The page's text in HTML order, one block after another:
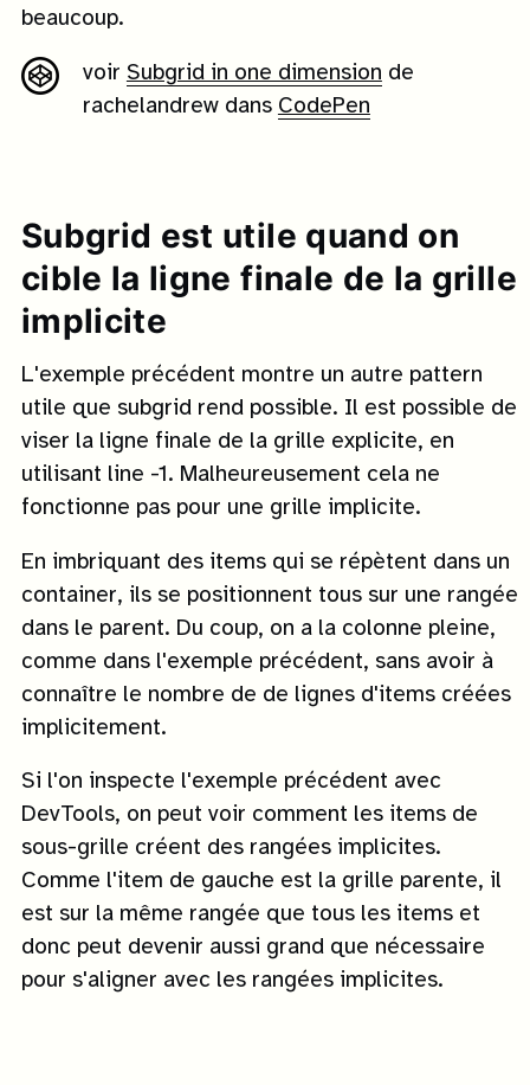
beaucoup.
voir Subgrid in one dimension de
rachelandrew dans CodePen
Subgrid est utile quand on
cible la ligne finale de la grille
implicite
L'exemple précédent montre un autre pattern
utile que subgrid rend possible. Il est possible de
viser la ligne finale de la grille explicite, en
utilisant line -1. Malheureusement cela ne
fonctionne pas pour une grille implicite.
En imbriquant des items qui se répètent dans un
container, ils se positionnent tous sur une rangée
dans le parent. Du coup, on a la colonne pleine,
comme dans l'exemple précédent, sans avoir à
connaître le nombre de de lignes d'items créées
implicitement.
Si l'on inspecte l'exemple précédent avec
DevTools, on peut voir comment les items de
sous-grille créent des rangées implicites.
Comme l'item de gauche est la grille parente, il
est sur la même rangée que tous les items et
donc peut devenir aussi grand que nécessaire
pour s'aligner avec les rangées implicites.